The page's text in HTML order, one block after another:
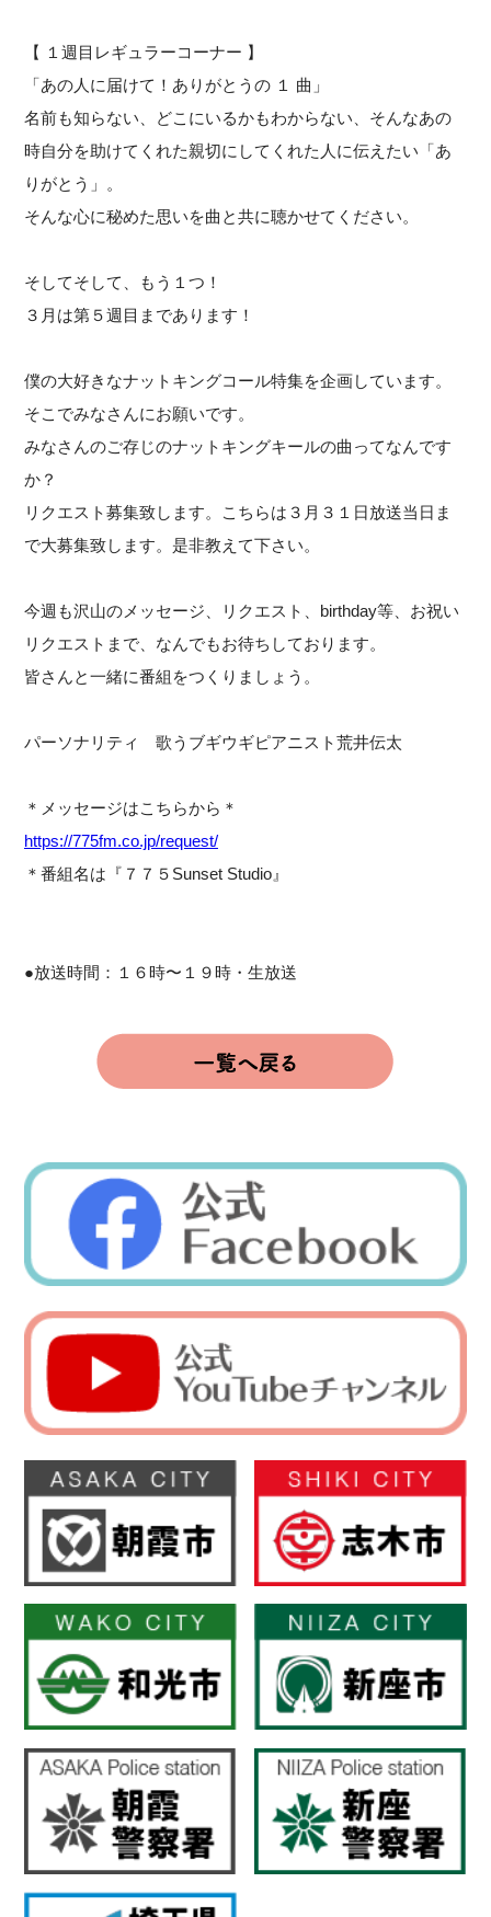
【 １週目レギュラーコーナー 】
「あの人に届けて！ありがとうの １ 曲」
名前も知らない、どこにいるかもわからない、そんなあの
時自分を助けてくれた親切にしてくれた人に伝えたい「あ
りがとう」。
そんな心に秘めた思いを曲と共に聴かせてください。
そしてそして、もう１つ！
３月は第５週目まであります！
僕の大好きなナットキングコール特集を企画しています。
そこでみなさんにお願いです。
みなさんのご存じのナットキングキールの曲ってなんです
か？
リクエスト募集致します。こちらは３月３１日放送当日ま
で大募集致します。是非教えて下さい。
今週も沢山のメッセージ、リクエスト、birthday等、お祝い
リクエストまで、なんでもお待ちしております。
皆さんと一緒に番組をつくりましょう。
パーソナリティ 歌うブギウギピアニスト荒井伝太
＊メッセージはこちらから＊
https://775fm.co.jp/request/
＊番組名は『７７５Sunset Studio』
●放送時間：１６時〜１９時・生放送